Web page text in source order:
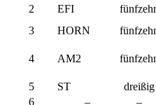
2
EFI
3
HORN
4 AM2
5
ST dreißig
6
– –